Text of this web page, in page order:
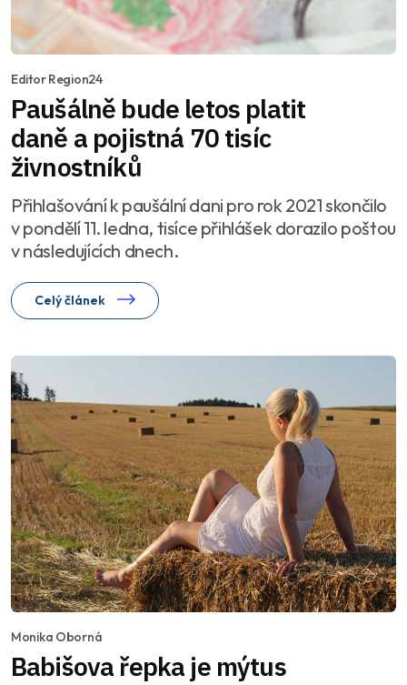
Editor Region24
Paušálně bude letos platit
daně a pojistná 70 tisíc
živnostníků
Přihlašování k paušální dani pro rok 2021 skončilo
v pondělí 11. ledna, tisíce přihlášek dorazilo poštou
v následujících dnech.
Celý článek
Monika Oborná
Babišova řepka je mýtus